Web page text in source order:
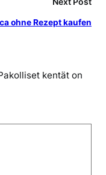
ohne Rezept kaufen
kentät on